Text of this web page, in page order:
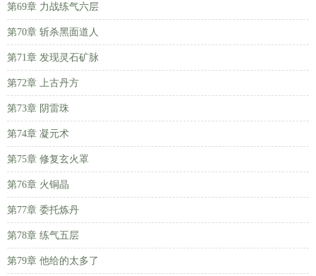
第69章 力战练气六层
第70章 斩杀黑面道人
第71章 发现灵石矿脉
第72章 上古丹方
第73章 阴雷珠
第74章 凝元术
第75章 修复玄火罩
第76章 火铜晶
第77章 委托炼丹
第78章 练气五层
第79章 他给的太多了